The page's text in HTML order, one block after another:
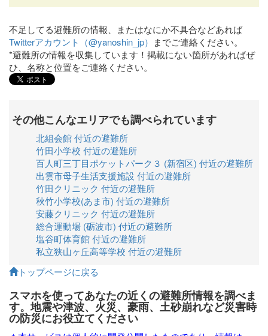
不足してる避難所の情報、またはなにか不具合などあれば
Twitterアカウント（@yanoshin_jp） までご連絡ください。
*避難所の情報を収集しています！掲載にない箇所があればぜ
ひ、名称と位置をご連絡ください。
その他こんなエリアでも調べられています
北組会館 付近の避難所
竹田小学校 付近の避難所
百人町三丁目ポケットパーク３ (新宿区) 付近の避難所
出雲市母子生活支援施設 付近の避難所
竹田クリニック 付近の避難所
秋竹小学校(あま市) 付近の避難所
安藤クリニック 付近の避難所
総合運動場 (砺波市) 付近の避難所
塩谷町体育館 付近の避難所
私立狭山ヶ丘高等学校 付近の避難所
トップページに戻る
スマホを使ってあなたの近くの避難所情報を調べま
す。地震や津波、火災、豪雨、土砂崩れなど災害時
の防災にお役立てください